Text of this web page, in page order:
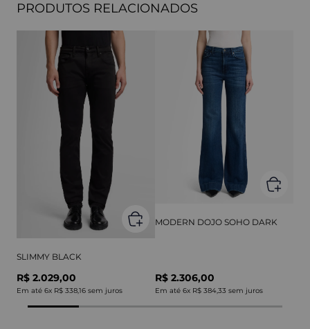
PRODUTOS RELACIONADOS
SLIMMY BLACK
R$ 2.029,00
Em até 6x R$ 338,16 sem juros
MODERN DOJO SOHO DARK
R$ 2.306,00
Em até 6x R$ 384,33 sem juros